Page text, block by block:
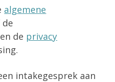
algemene
de privacy
intakegesprek aan